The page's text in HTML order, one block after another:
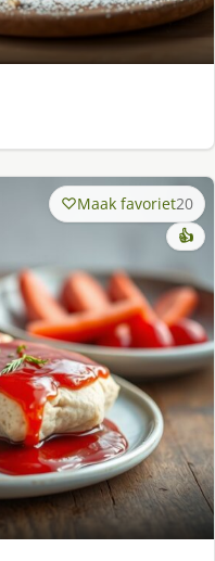
Maak favoriet20
👍